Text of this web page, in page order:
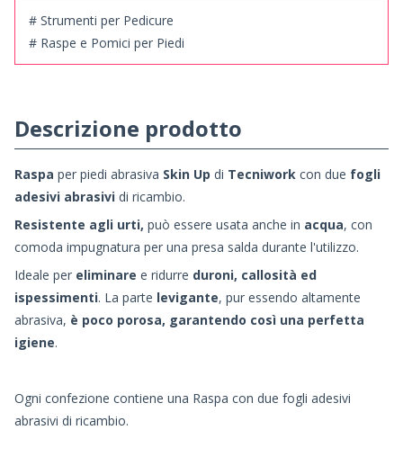
# Strumenti per Pedicure
# Raspe e Pomici per Piedi
Descrizione prodotto
Raspa per piedi abrasiva Skin Up di Tecniwork con due fogli
adesivi abrasivi di ricambio.
Resistente agli urti, può essere usata anche in acqua, con
comoda impugnatura per una presa salda durante l'utilizzo.
Ideale per eliminare e ridurre duroni, callosità ed
ispessimenti. La parte levigante, pur essendo altamente
abrasiva, è poco porosa, garantendo così una perfetta
igiene.
Ogni confezione contiene una Raspa con due fogli adesivi
abrasivi di ricambio.